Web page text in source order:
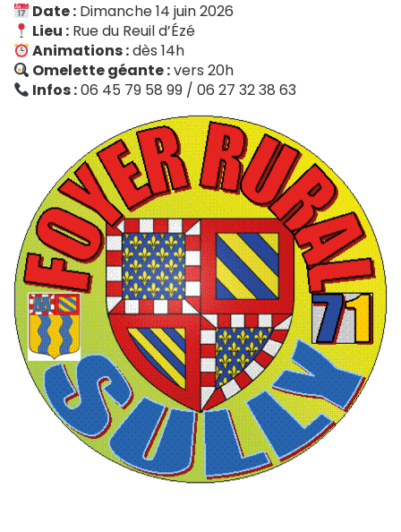
Date : Dimanche 14 juin 2026
Lieu : Rue du Reuil d’Ézé
Animations :dès 14h
Omelette géante :vers 20h
Infos :06 45 79 58 99 / 06 27 32 38 63